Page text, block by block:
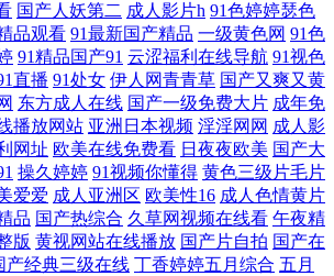
播放视频 国产综合欧美日韩一 91官网在线观看 欧
文资源在线 天堂情色性爱Aa 成人精品成人导航 亚
性催残变态bdsm 久久di 91伦乱视频 欧美日韩色
韩成人一区 福利视频三分钟 综合网艹 91黑丝美女
在线播放网站 日韩中文字幕婷婷综合 超碰在线日
国产人妖第二 成人影片h 91色婷婷瑟色
品观看 91最新国产精品 一级黄色网 91色
91精品国产91 云涩福利在线导航 91视色
直播 91处女 伊人网青青草 国产又爽又黄
东方成人在线 国产一级免费大片 成年免
播放网站 亚洲日本视频 淫淫网网 成人影
网址 欧美在线免费看 日夜夜欧美 国产大
操久婷婷 91视频你懂得 黄色三级片毛片
爱爱 成人亚洲区 欧美性16 成人色情黄片
品 国产热综合 久草网视频在线看 午夜精
版 黄视网站在线播放 国产片自拍 国产在
产经典三级在线 丁香婷婷五月综合 五月